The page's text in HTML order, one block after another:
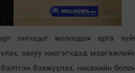
онгоцыг жолоодох арга
залуу нисгэгчдэд
бэхжүүлэх, нисэхийн